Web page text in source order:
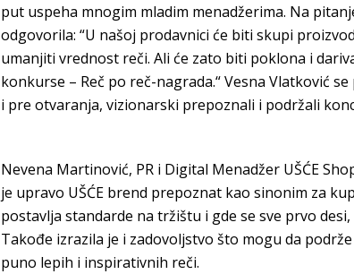
put uspeha mnogim mladim menadžerima. Na
odgovorila: “U našoj prodavnici će biti skupi
umanjiti vrednost reči. Ali će zato biti poklona i
konkurse – Reč po reč-nagrada.“ Vesna Vlatković
i pre otvaranja, vizionarski prepoznali i podržali
Nevena Martinović, PR i Digital Menadžer UŠĆE
je upravo UŠĆE brend prepoznat kao sinonim za
postavlja standarde na tržištu i gde se sve prvo
Takođe izrazila je i zadovoljstvo što mogu da
puno lepih i inspirativnih reči.